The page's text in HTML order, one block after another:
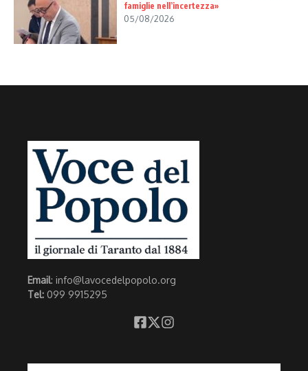
famiglie nell’incertezza»
05/08/2026
Email: info@lavocedelpopolo.org
Tel: 099 9915295